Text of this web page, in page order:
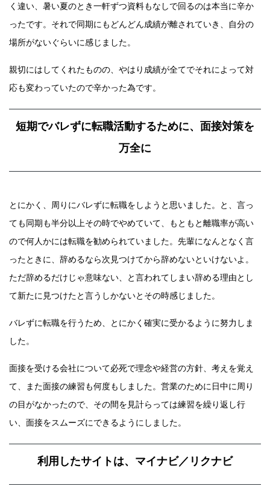
く違い、暑い夏のとき一軒ずつ資料もなしで回るのは本当に辛か
ったです。それで同期にもどんどん成績が離されていき、自分の
場所がないぐらいに感じました。
親切にはしてくれたものの、やはり成績が全てでそれによって対
応も変わっていたので辛かった為です。
短期でバレずに転職活動するために、面接対策を
万全に
とにかく、周りにバレずに転職をしようと思いました。と、言っ
ても同期も半分以上その時でやめていて、もともと離職率が高い
ので何人かには転職を勧められていました。先輩になんとなく言
ったときに、辞めるなら次見つけてから辞めないといけないよ。
ただ辞めるだけじゃ意味ない、と言われてしまい辞める理由とし
て新たに見つけたと言うしかないとその時感じました。
バレずに転職を行うため、とにかく確実に受かるように努力しま
した。
面接を受ける会社について必死で理念や経営の方針、考えを覚え
て、また面接の練習も何度もしました。営業のために日中に周り
の目がなかったので、その間を見計らっては練習を繰り返し行
い、面接をスムーズにできるようにしました。
利用したサイトは、マイナビ／リクナビ